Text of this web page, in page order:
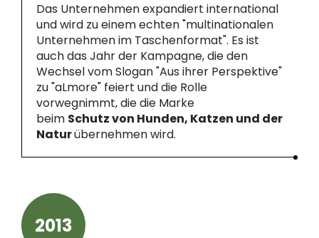
Das Unternehmen expandiert international
und wird zu einem echten "multinationalen
Unternehmen im Taschenformat". Es ist
auch das Jahr der Kampagne, die den
Wechsel vom Slogan "Aus ihrer Perspektive"
zu "aLmore" feiert und die Rolle
vorwegnimmt, die die Marke
beim Schutz von Hunden, Katzen und der
Naturübernehmen wird.
2013